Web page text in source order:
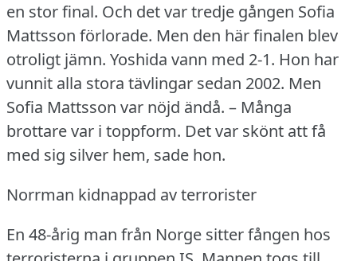
en stor final. Och det var tredje gången Sofia
Mattsson förlorade. Men den här finalen blev
otroligt jämn. Yoshida vann med 2-1. Hon har
vunnit alla stora tävlingar sedan 2002. Men
Sofia Mattsson var nöjd ändå. – Många
brottare var i toppform. Det var skönt att få
med sig silver hem, sade hon.
Norrman kidnappad av terrorister
En 48-årig man från Norge sitter fången hos